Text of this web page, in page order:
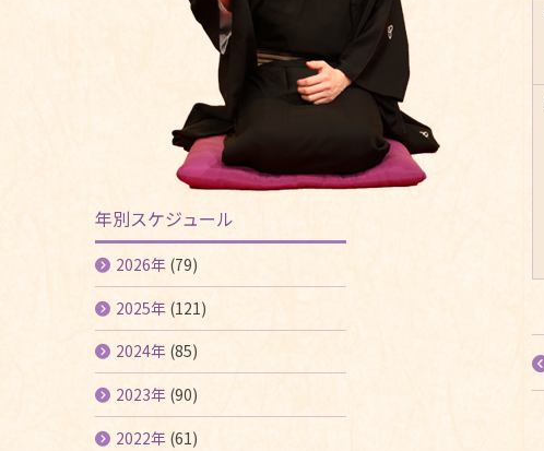
年別スケジュール
2026年(79)
2025年(121)
2024年(85)
2023年(90)
2022年(61)